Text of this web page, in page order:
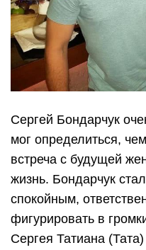
Сергей Бондарчук
мог определиться,
встреча с будущей
жизнь. Бондарчук
спокойным,
фигурировать в
Сергея Татиана